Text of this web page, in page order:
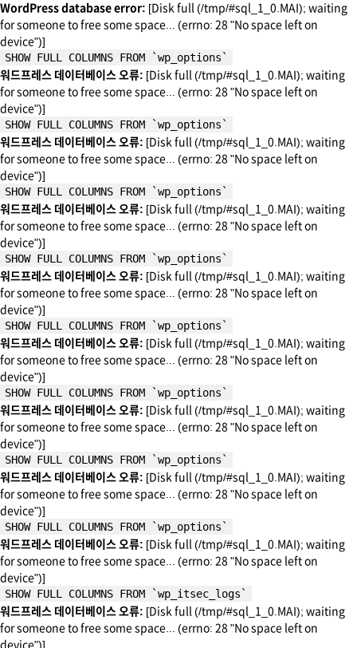
WordPress database error: [Disk full (/tmp/#sql_1_0.MAI); waiting
for someone to free some space... (errno: 28 "No space left on
device")]
SHOW FULL COLUMNS FROM `wp_options`
워드프레스 데이터베이스 오류: [Disk full (/tmp/#sql_1_0.MAI); waiting
for someone to free some space... (errno: 28 "No space left on
device")]
SHOW FULL COLUMNS FROM `wp_options`
워드프레스 데이터베이스 오류: [Disk full (/tmp/#sql_1_0.MAI); waiting
for someone to free some space... (errno: 28 "No space left on
device")]
SHOW FULL COLUMNS FROM `wp_options`
워드프레스 데이터베이스 오류: [Disk full (/tmp/#sql_1_0.MAI); waiting
for someone to free some space... (errno: 28 "No space left on
device")]
SHOW FULL COLUMNS FROM `wp_options`
워드프레스 데이터베이스 오류: [Disk full (/tmp/#sql_1_0.MAI); waiting
for someone to free some space... (errno: 28 "No space left on
device")]
SHOW FULL COLUMNS FROM `wp_options`
워드프레스 데이터베이스 오류: [Disk full (/tmp/#sql_1_0.MAI); waiting
for someone to free some space... (errno: 28 "No space left on
device")]
SHOW FULL COLUMNS FROM `wp_options`
워드프레스 데이터베이스 오류: [Disk full (/tmp/#sql_1_0.MAI); waiting
for someone to free some space... (errno: 28 "No space left on
device")]
SHOW FULL COLUMNS FROM `wp_options`
워드프레스 데이터베이스 오류: [Disk full (/tmp/#sql_1_0.MAI); waiting
for someone to free some space... (errno: 28 "No space left on
device")]
SHOW FULL COLUMNS FROM `wp_options`
워드프레스 데이터베이스 오류: [Disk full (/tmp/#sql_1_0.MAI); waiting
for someone to free some space... (errno: 28 "No space left on
device")]
SHOW FULL COLUMNS FROM `wp_itsec_logs`
워드프레스 데이터베이스 오류: [Disk full (/tmp/#sql_1_0.MAI); waiting
for someone to free some space... (errno: 28 "No space left on
device")]